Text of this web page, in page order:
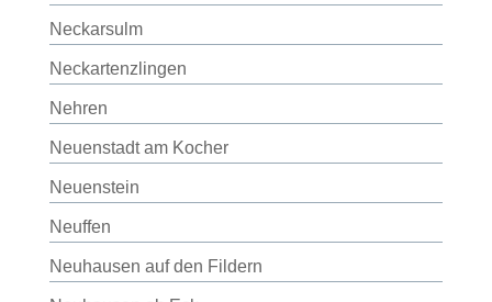
Neckarsulm
Neckartenzlingen
Nehren
Neuenstadt am Kocher
Neuenstein
Neuffen
Neuhausen auf den Fildern